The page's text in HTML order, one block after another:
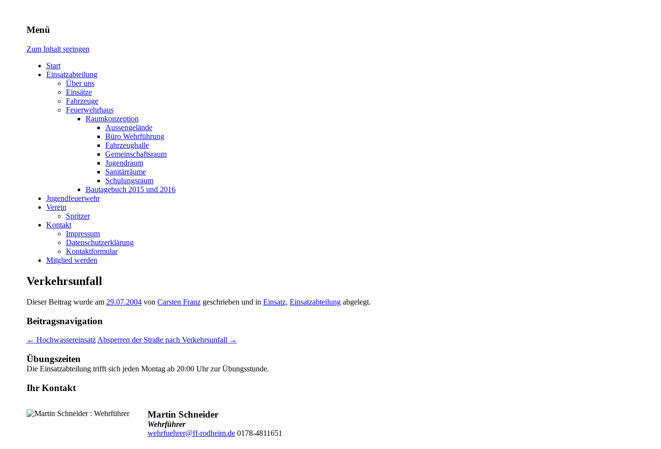
Freiwillige Feuerwehr Rodheim v.d.H.
Menü
Zum Inhalt springen
Start
Einsatzabteilung
Über uns
Einsätze
Fahrzeuge
Feuerwehrhaus
Raumkonzeption
Aussengelände
Büro Wehrführung
Fahrzeughalle
Gemeinschaftsraum
Jugendraum
Sanitärräume
Schulungsraum
Bautagebuch 2015 und 2016
Jugendfeuerwehr
Verein
Spritzer
Kontakt
Impressum
Datenschutzerklärung
Kontaktformular
Mitglied werden
Verkehrsunfall
Dieser Beitrag wurde am 29.07.2004von Carsten Franzgeschrieben und in Einsatz, Einsatzabteilungabgelegt.
Beitragsnavigation
← Hochwassereinsatz Absperren der Straße nach Verkehrsunfall →
Übungszeiten
Die Einsatzabteilung trifft sich jeden Montag ab 20:00 Uhr zur Übungsstunde.
Ihr Kontakt
Martin Schneider
Wehrführer
wehrfuehrer@ff-rodheim.de0178-4811651